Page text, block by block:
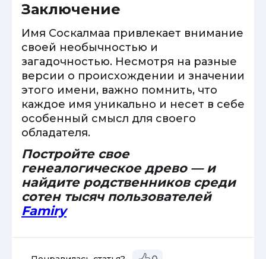
Заключение
Имя Соскалмаа привлекает внимание
своей необычностью и
загадочностью. Несмотря на разные
версии о происхождении и значении
этого имени, важно помнить, что
каждое имя уникально и несет в себе
особенный смысл для своего
обладателя.
Постройте свое
генеалогическое древо — и
найдите родственников среди
сотен тысяч пользователей
Famiry